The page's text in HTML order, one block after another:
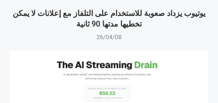
يوتيوب يزداد صعوبة للاستخدام على التلفاز مع إعلانات لا يمكن
تخطيها مدتها 90 ثانية
26/04/08